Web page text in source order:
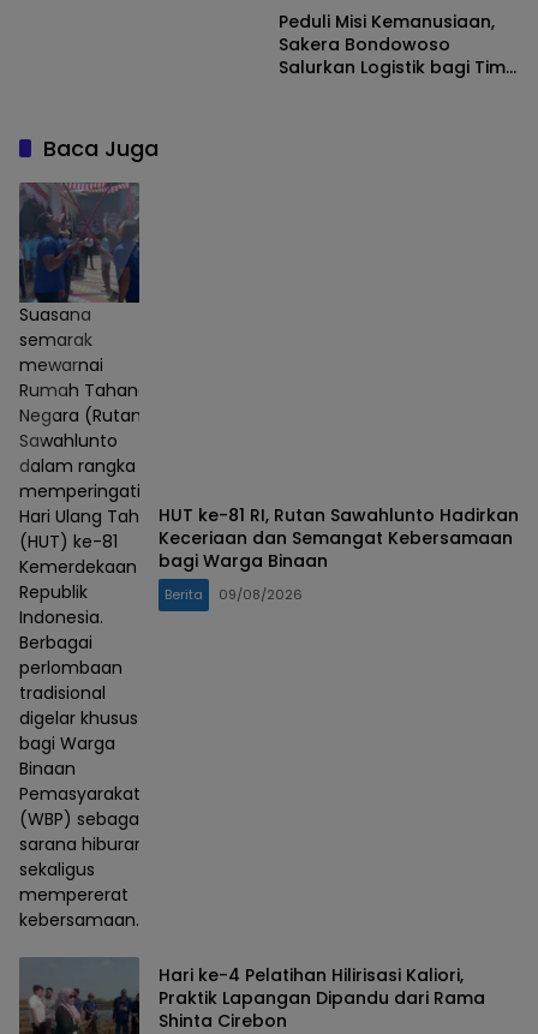
Peduli Misi Kemanusiaan,
Sakera Bondowoso
Salurkan Logistik bagi Tim
Baca Juga
Suasana
semarak
mewarnai
Rumah Tahanan
Negara (Rutan)
Sawahlunto
dalam rangka
memperingati
Hari Ulang Tahun
(HUT) ke-81
Kemerdekaan
Republik
Indonesia.
Berbagai
perlombaan
tradisional
digelar khusus
bagi Warga
Binaan
Pemasyarakatan
(WBP) sebagai
sarana hiburan
sekaligus
mempererat
kebersamaan.
HUT ke-81 RI, Rutan Sawahlunto Hadirkan
Keceriaan dan Semangat Kebersamaan
bagi Warga Binaan
Berita 09/08/2026
Hari ke-4 Pelatihan Hilirisasi Kaliori,
Praktik Lapangan Dipandu dari Rama
Shinta Cirebon